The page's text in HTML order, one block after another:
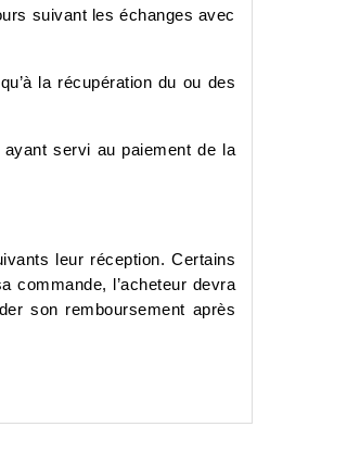
suivant les échanges avec
la récupération du ou des
servi au paiement de la
leur réception. Certains
commande, l’acheteur devra
son remboursement après